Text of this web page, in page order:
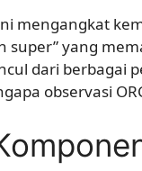
mengangkat
super” yang
dari berbagai
observasi